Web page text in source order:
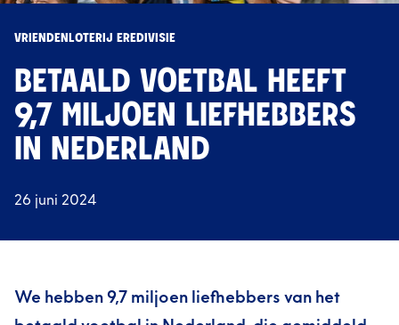
VRIENDENLOTERIJ EREDIVISIE
BETAALD VOETBAL HEEFT
9,7 MILJOEN LIEFHEBBERS
IN NEDERLAND
26 juni 2024
We hebben 9,7 miljoen liefhebbers van het